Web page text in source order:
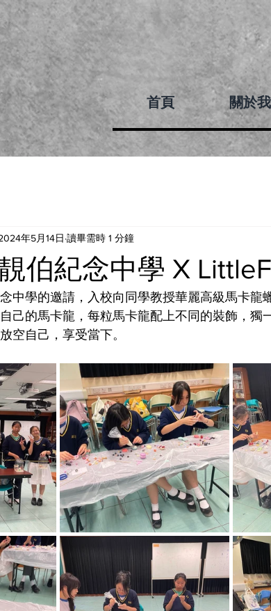
首頁 關於
伯紀念中學 X
年5月14日 讀畢需時 1 分鐘
中學的邀請，入校向同學教授華麗高級馬卡龍
己的馬卡龍，每粒馬卡龍配上不同的裝飾，獨
空自己，享受當下。